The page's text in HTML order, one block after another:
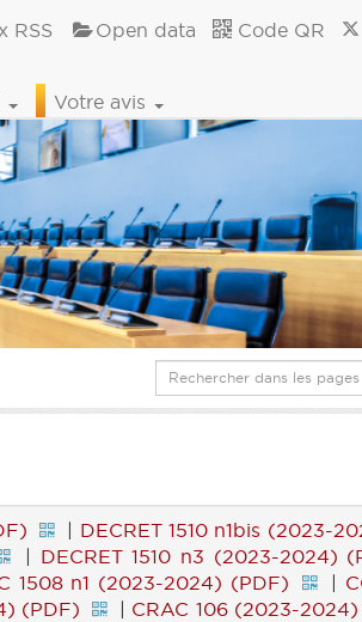
RSS Open data Code QR
Votre avis
| DECRET 1510 n1bis (2023-
| DECRET 1510 n3 (2023-2024)
1508 n1 (2023-2024) (PDF) |
(PDF) | CRAC 106 (2023-